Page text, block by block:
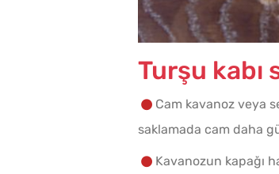
Turşu kabı
Cam kavanoz veya
saklamada cam daha
Kavanozun kapağı